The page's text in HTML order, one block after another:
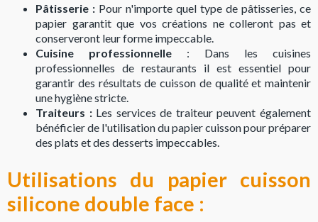
Pâtisserie : Pour n'importe quel type de pâtisseries, ce
papier garantit que vos créations ne colleront pas et
conserveront leur forme impeccable.
Cuisine professionnelle : Dans les cuisines
professionnelles de restaurants il est essentiel pour
garantir des résultats de cuisson de qualité et maintenir
une hygiène stricte.
Traiteurs : Les services de traiteur peuvent également
bénéficier de l'utilisation du papier cuisson pour préparer
des plats et des desserts impeccables.
Utilisations du papier cuisson
silicone double face :